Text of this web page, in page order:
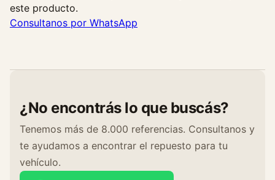
este producto.
Consultanos por WhatsApp
¿No encontrás lo que buscás?
Tenemos más de 8.000 referencias. Consultanos y
te ayudamos a encontrar el repuesto para tu
vehículo.